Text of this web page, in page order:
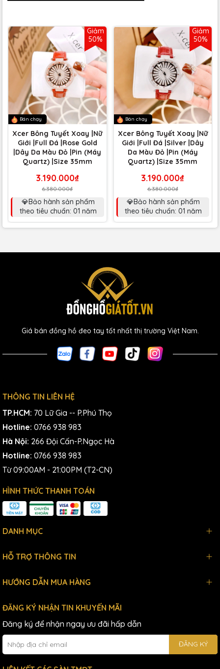
Giảm
50%
Bán chạy
Xcer Bông Tuyết Xoay |Nữ
Giới |Full Đá |Rose Gold
|Dây Da Màu Đỏ |Pin (Máy
Quartz) |Size 35mm
3.190.000₫
6.380.000₫
💎Bảo hành sản phẩm
theo tiêu chuẩn: 01 năm
Giảm
50%
Bán chạy
Xcer Bông Tuyết Xoay |Nữ
Giới |Full Đá |Silver |Dây
Da Màu Đỏ |Pin (Máy
Quartz) |Size 35mm
3.190.000₫
6.380.000₫
💎Bảo hành sản phẩm
theo tiêu chuẩn: 01 năm
Giá bán đồng hồ đeo tay tốt nhất thị trường Việt Nam.
THÔNG TIN LIÊN HỆ
TP.HCM: 70 Lữ Gia -- P.Phú Thọ
Hotline: 0766 938 983
Hà Nội: 266 Đội Cấn-P.Ngọc Hà
Hotline: 0766 938 983
Từ 09:00AM - 21:00PM (T2-CN)
HÌNH THỨC THANH TOÁN
DANH MỤC
HỖ TRỢ THÔNG TIN
HƯỚNG DẪN MUA HÀNG
ĐĂNG KÝ NHẬN TIN KHUYẾN MÃI
Đăng ký để nhận ngay ưu đãi hấp dẫn
ĐĂNG KÝ